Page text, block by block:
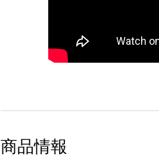
商品情報